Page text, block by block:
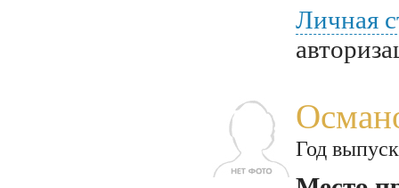
Личная
Год